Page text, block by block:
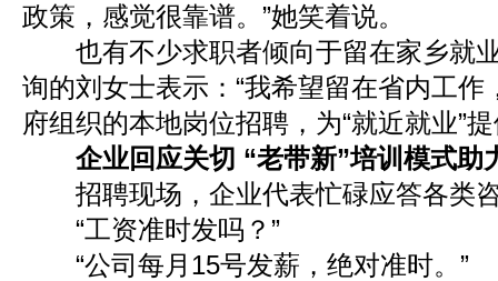
政策，感觉很靠谱。”她笑着说。
也有不少求职者倾向于留在家乡就
询的刘女士表示：“我希望留在省内工作
府组织的本地岗位招聘，为“就近就业”
企业回应关切 “老带新”培训模式助
招聘现场，企业代表忙碌应答各类
“工资准时发吗？”
“公司每月15号发薪，绝对准时。”